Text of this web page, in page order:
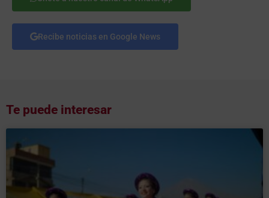
Recibe noticias en Google News
Te puede interesar